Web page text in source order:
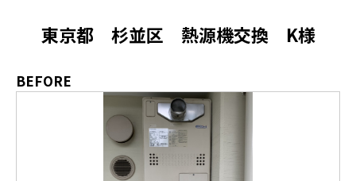
東京都 杉並区 熱源機交換 K様
BEFORE